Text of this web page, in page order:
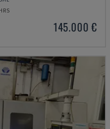
145.000 €